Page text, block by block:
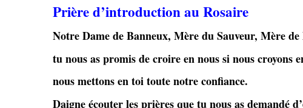
Prière d’introduction au Rosaire
Notre Dame de Banneux, Mère du Sauveur, Mère
tu nous as promis de croire en nous si nous croyons
nous mettons en toi toute notre confiance.
Daigne écouter les prières que tu nous as demandé